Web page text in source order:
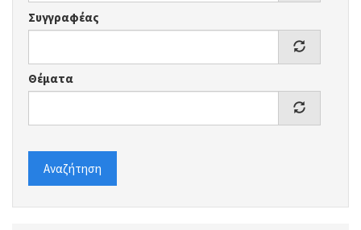
Συγγραφέας
Θέματα
Αναζήτηση